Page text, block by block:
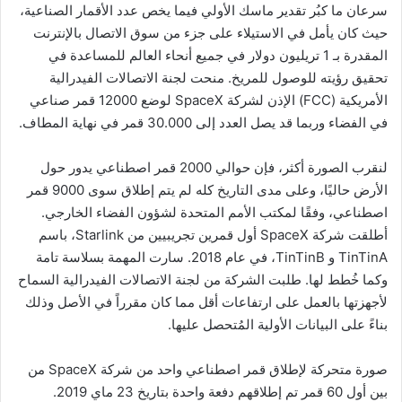
سرعان ما كبُر تقدير ماسك الأولي فيما يخص عدد الأقمار الصناعية،
حيث كان يأمل في الاستيلاء على جزء من سوق الاتصال بالإنترنت
المقدرة بـ 1 تريليون دولار في جميع أنحاء العالم للمساعدة في
تحقيق رؤيته للوصول للمريخ. منحت لجنة الاتصالات الفيدرالية
الأمريكية (FCC) الإذن لشركة SpaceX لوضع 12000 قمر صناعي
في الفضاء وربما قد يصل العدد إلى 30.000 قمر في نهاية المطاف.
لنقرب الصورة أكثر، فإن حوالي 2000 قمر اصطناعي يدور حول
الأرض حاليًا، وعلى مدى التاريخ كله لم يتم إطلاق سوى 9000 قمر
اصطناعي، وفقًا لمكتب الأمم المتحدة لشؤون الفضاء الخارجي.
أطلقت شركة SpaceX أول قمرين تجريبيين من Starlink، باسم
TinTinA و TinTinB، في عام 2018. سارت المهمة بسلاسة تامة
وكما خُطط لها. طلبت الشركة من لجنة الاتصالات الفيدرالية السماح
لأجهزتها بالعمل على ارتفاعات أقل مما كان مقرراً في الأصل وذلك
بناءً على البيانات الأولية المُتحصل عليها.
صورة متحركة لإطلاق قمر اصطناعي واحد من شركة SpaceX من
بين أول 60 قمر تم إطلاقهم دفعة واحدة بتاريخ 23 ماي 2019.